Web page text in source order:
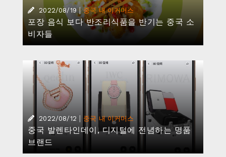
2022/08/19 | 중국 내 이커머스
포장 음식 보다 반조리식품을 반기는 중국 소
비자들
2022/08/12 | 중국 내 이커머스
중국 발렌타인데이, 디지털에 전념하는 명품
브랜드